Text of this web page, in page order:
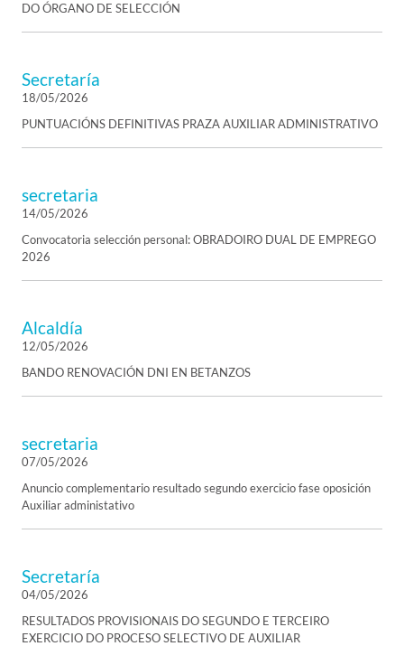
DO ÓRGANO DE SELECCIÓN
Secretaría
18/05/2026
PUNTUACIÓNS DEFINITIVAS PRAZA AUXILIAR ADMINISTRATIVO
secretaria
14/05/2026
Convocatoria selección personal: OBRADOIRO DUAL DE EMPREGO
2026
Alcaldía
12/05/2026
BANDO RENOVACIÓN DNI EN BETANZOS
secretaria
07/05/2026
Anuncio complementario resultado segundo exercicio fase oposición
Auxiliar administativo
Secretaría
04/05/2026
RESULTADOS PROVISIONAIS DO SEGUNDO E TERCEIRO
EXERCICIO DO PROCESO SELECTIVO DE AUXILIAR